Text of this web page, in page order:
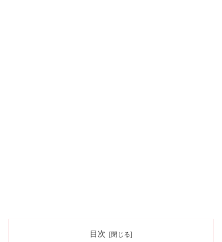
目次